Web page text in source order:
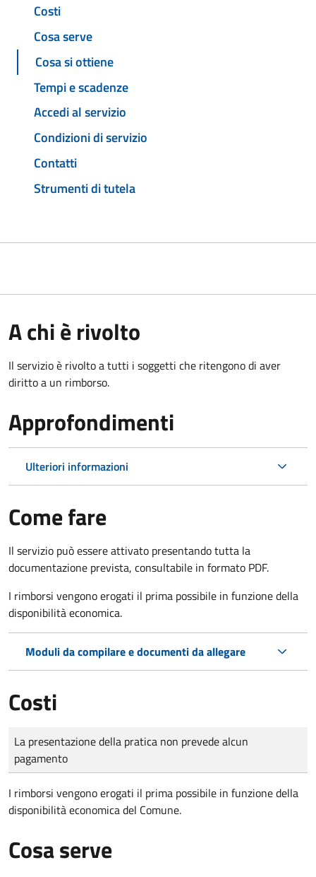
Costi
Cosa serve
Cosa si ottiene
Tempi e scadenze
Accedi al servizio
Condizioni di servizio
Contatti
Strumenti di tutela
A chi è rivolto
Il servizio è rivolto a tutti i soggetti che ritengono di aver
diritto a un rimborso.
Approfondimenti
Ulteriori informazioni
Come fare
Il servizio può essere attivato presentando tutta la
documentazione prevista, consultabile in formato PDF.
I rimborsi vengono erogati il prima possibile in funzione della
disponibilità economica.
Moduli da compilare e documenti da allegare
Costi
Tipo di pagamento
Importo
La presentazione della pratica non prevede alcun
pagamento
I rimborsi vengono erogati il prima possibile in funzione della
disponibilità economica del Comune.
Cosa serve